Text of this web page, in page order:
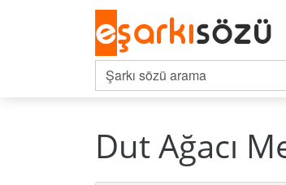
Dut Ağacı